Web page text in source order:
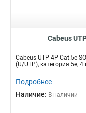
Cabeus
Cabeus UTP-4P-Cat.5e-
(U/UTP), категория 5e,
Подробнее
Наличие: В наличии